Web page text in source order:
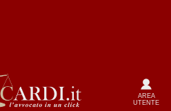
AREA
UTENTE